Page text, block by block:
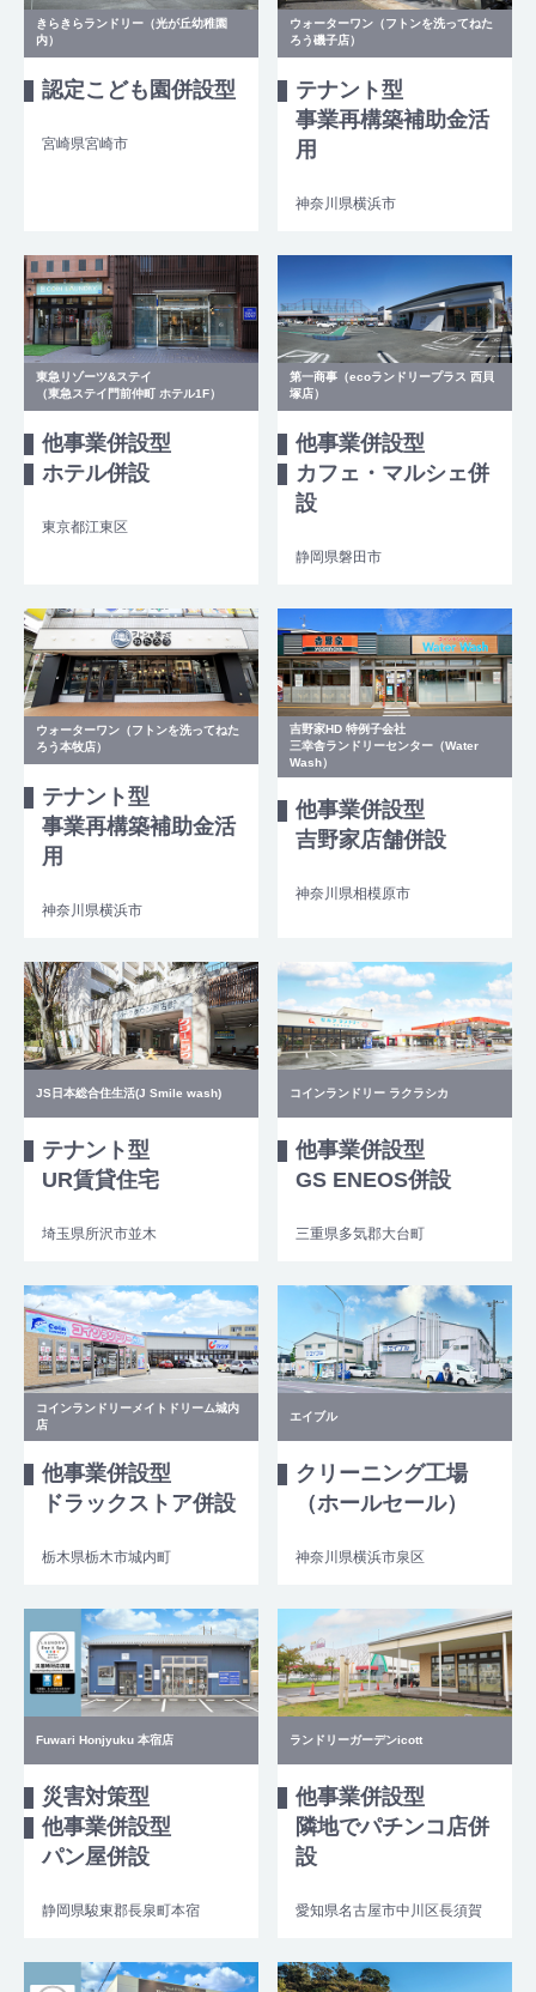
きらきらランドリー（光が丘幼稚園
内）
認定こども園併設型
宮崎県宮崎市
ウォーターワン（フトンを洗ってねた
ろう磯子店）
テナント型
事業再構築補助金活
用
神奈川県横浜市
東急リゾーツ&ステイ
（東急ステイ門前仲町 ホテル1F）
他事業併設型
ホテル併設
東京都江東区
第一商事（ecoランドリープラス 西貝
塚店）
他事業併設型
カフェ・マルシェ併
設
静岡県磐田市
ウォーターワン（フトンを洗ってねた
ろう本牧店）
テナント型
事業再構築補助金活
用
神奈川県横浜市
吉野家HD 特例子会社
三幸舎ランドリーセンター（Water
Wash）
他事業併設型
吉野家店舗併設
神奈川県相模原市
JS日本総合住生活(J Smile wash)
テナント型
UR賃貸住宅
埼玉県所沢市並木
コインランドリー ラクラシカ
他事業併設型
GS ENEOS併設
三重県多気郡大台町
コインランドリーメイトドリーム城内
店
他事業併設型
ドラックストア併設
栃木県栃木市城内町
エイブル
クリーニング工場
（ホールセール）
神奈川県横浜市泉区
Fuwari Honjyuku 本宿店
災害対策型
他事業併設型
パン屋併設
静岡県駿東郡長泉町本宿
ランドリーガーデンicott
他事業併設型
隣地でパチンコ店併
設
愛知県名古屋市中川区長須賀